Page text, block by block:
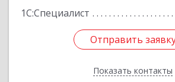
1С:Специалист
Отправить
Показать контакты
Отправить
Назад